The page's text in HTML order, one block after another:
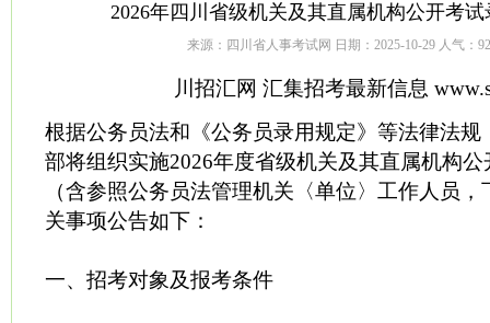
2026年四川省级机关及其直属机构公开考
来源：四川省人事考试网 日期：2025-10-29 人气：
川招汇网 汇集招考最新信息
根据公务员法和《公务员录用规定》等法律法规
部将组织实施2026年度省级机关及其直属机构
（含参照公务员法管理机关〈单位〉工作人员
关事项公告如下：
一、招考对象及报考条件